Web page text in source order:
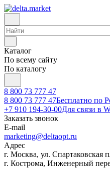
Каталог
По всему сайту
По каталогу
8 800 73 777 47
8 800 73 777 47Бесплатно по
+7 910 194-30-00Для связи в
Заказать звонок
E-mail
marketing@deltaopt.ru
Адрес
г. Москва, ул. Спартаковская
г. Кострома, Инженерный